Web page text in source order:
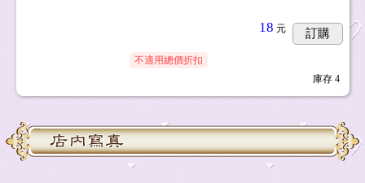
18 元 訂購
不適用總價折扣
庫存 4